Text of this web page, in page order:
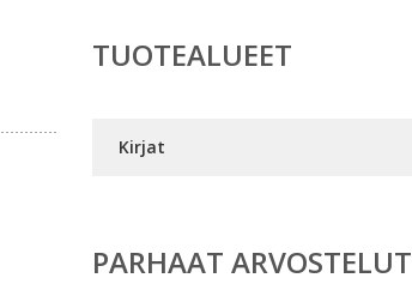
TUOTEALUEET
Kirjat
PARHAAT ARVOSTELUT